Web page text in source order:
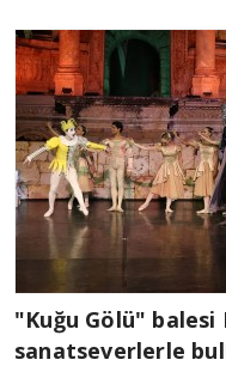
"Kuğu Gölü" balesi
sanatseverlerle